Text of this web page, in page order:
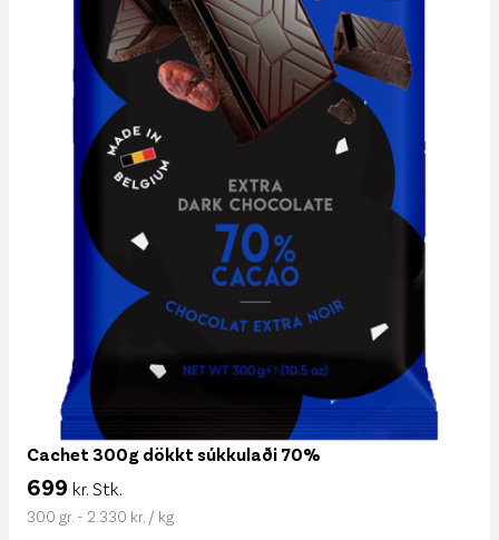
Cachet 300g dökkt súkkulaði 70%
699 kr. Stk.
300 gr. - 2.330 kr. / kg